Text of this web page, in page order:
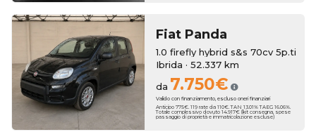
Fiat Panda
1.0 firefly hybrid s&s 70cv 5p.ti
Ibrida · 52.337 km
da 7.750€
Valido con finanziamento, escluso oneri finanziari
Anticipo 775€. 119 rate da 110€. TAN 13.01% TAEG 16.06%.
Totale complessivo dovuto 14.917€ (kit consegna, spese
passaggio di proprietà e immatricolazione escluse)